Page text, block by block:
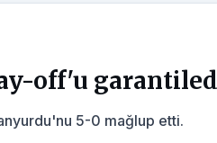
off'u
5-0 mağlup etti.